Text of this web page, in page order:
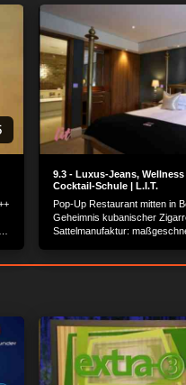
9.3 - Luxus-Jeans,
Cocktail-Schule | L.I.T.
Pop-Up Restaurant mitten in
Geheimnis kubanischer
Sattelmanufaktur: